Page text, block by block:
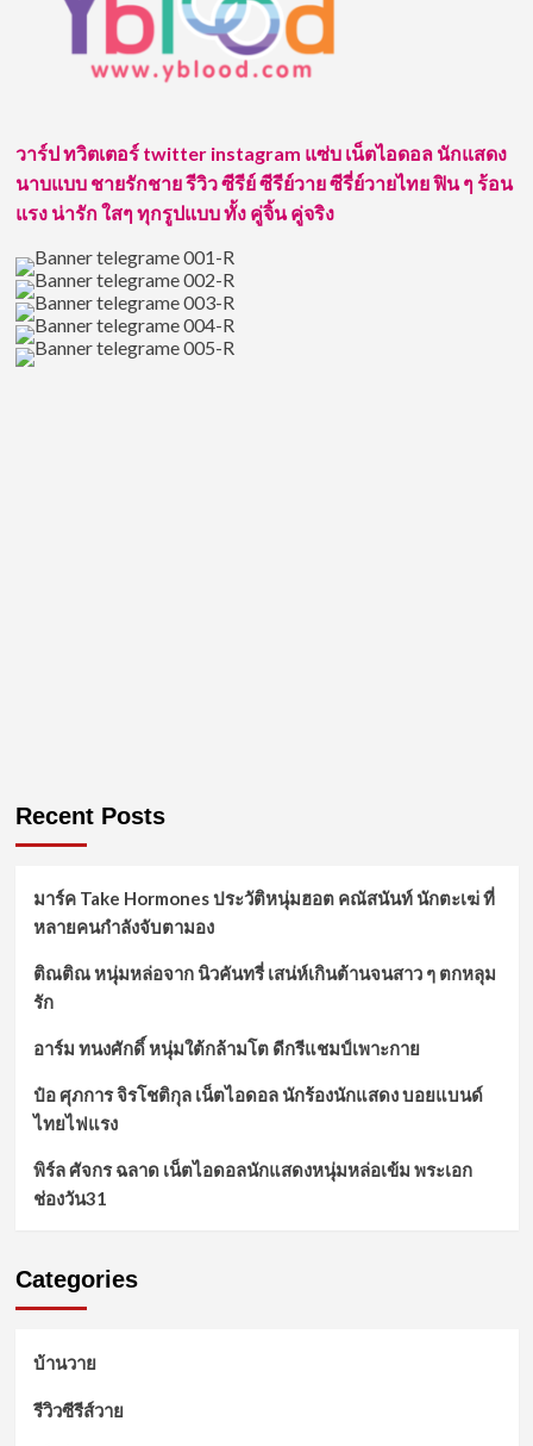
ออฟ
จุมพล
หนุ่ม
ดี
ขวัญใจ
คอ
ซี
วาย
วาร์ป ทวิตเตอร์ twitter instagram แซ่บ เน็ตไอดอล นักแสดง
นาบแบบ ชายรักชาย รีวิว ซีรีย์ ซีรีย์วาย ซีรี่ย์วายไทย ฟิน ๆ ร้อน
แรง น่ารัก ใสๆ ทุกรูปแบบ ทั้ง คู่จิ้น คู่จริง
Recent Posts
มาร์ค Take Hormones ประวัติหนุ่มฮอต คณัสนันท์ นักตะเฆ่ ที่
หลายคนกำลังจับตามอง
ติณติณ หนุ่มหล่อจาก นิวคันทรี่ เสน่ห์เกินต้านจนสาว ๆ ตกหลุม
รัก
อาร์ม ทนงศักดิ์ หนุ่มใต้กล้ามโต ดีกรีแชมป์เพาะกาย
ป๋อ ศุภการ จิรโชติกุล เน็ตไอดอล นักร้องนักแสดง บอยแบนด์
ไทยไฟแรง
พิร์ล ศัจกร ฉลาด เน็ตไอดอลนักแสดงหนุ่มหล่อเข้ม พระเอก
ช่องวัน31
Categories
บ้านวาย
รีวิวซีรีส์วาย